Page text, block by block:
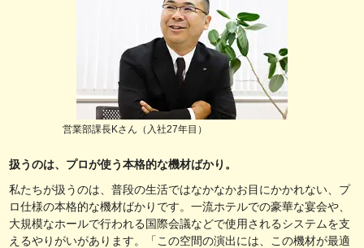
営業部課長Kさん（入社27年目）
扱うのは、プロが使う本格的な機材ばかり。
私たちが扱うのは、普段の生活ではなかなかお目にかかれない、プ
ロ仕様の本格的な機材ばかりです。一流ホテルでの豪華な宴会や、
大規模なホールで行われる国際会議などで使用されるシステムを支
えるやりがいがあります。「この空間の演出には、この機材が最適